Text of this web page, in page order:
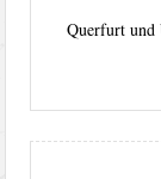
Querfurt und